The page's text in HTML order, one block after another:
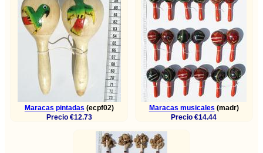
Maracas pintadas (ecpf02)
Precio €12.73
Maracas musicales (madr)
Precio €14.44